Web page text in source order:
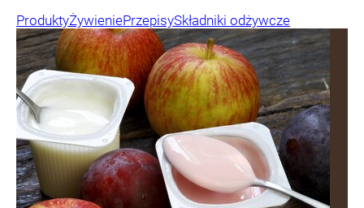
ProduktyŻywieniePrzepisySkładniki odżywcze